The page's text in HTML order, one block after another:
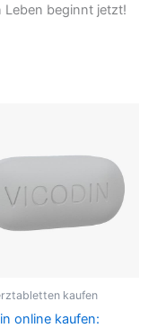
Leben beginnt jetzt!
kaufen
online kaufen: